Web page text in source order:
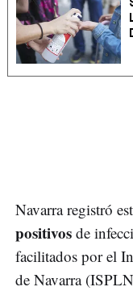
Navarra registró
positivos de
facilitados por el
de Navarra